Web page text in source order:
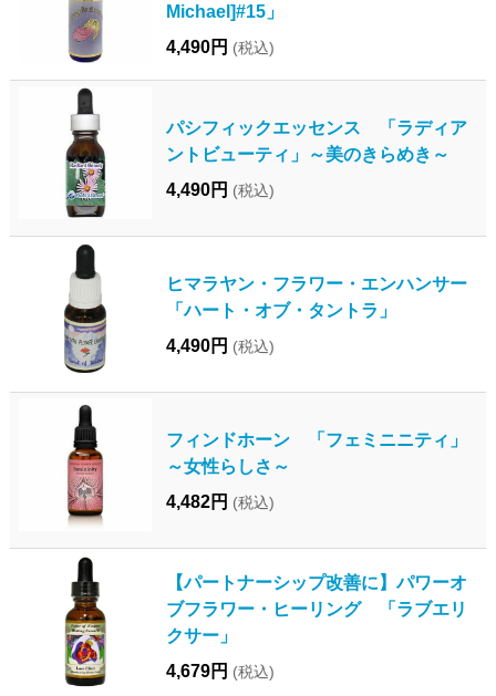
Michael]#15」
4,490円 (税込)
パシフィックエッセンス 「ラディア
ントビューティ」～美のきらめき～
4,490円 (税込)
ヒマラヤン・フラワー・エンハンサー
「ハート・オブ・タントラ」
4,490円 (税込)
フィンドホーン 「フェミニニティ」
～女性らしさ～
4,482円 (税込)
【パートナーシップ改善に】パワーオ
ブフラワー・ヒーリング 「ラブエリ
クサー」
4,679円 (税込)